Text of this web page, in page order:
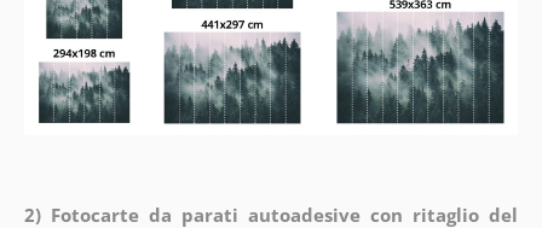
2) Fotocarte da parati autoadesive con ritaglio del